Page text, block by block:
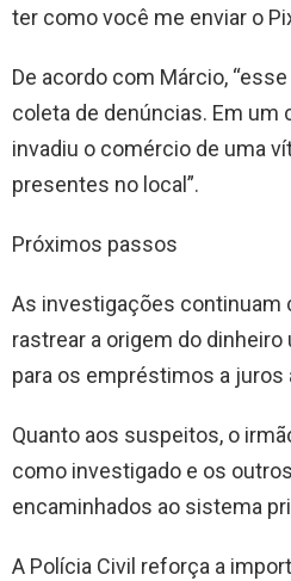
ter como você me enviar o
De acordo com Márcio,
coleta de denúncias. Em um
invadiu o comércio de uma
presentes no local”.
Próximos passos
As investigações continuam
rastrear a origem do
para os empréstimos a juros
Quanto aos suspeitos, o
como investigado e os
encaminhados ao sistema
A Polícia Civil reforça a